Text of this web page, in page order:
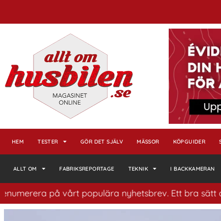
HEM TESTER GÖR DET SJÄLV MÄSSOR KÖPGUIDER
ALLT OM FABRIKSREPORTAGE TEKNIK I BACKKAMERAN
vårt populära nyhetsbrev. Ett bra sätt att ha koll